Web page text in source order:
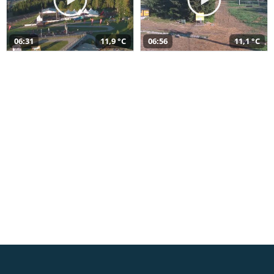
06:31 11,9 °C 06:56 11,1 °C